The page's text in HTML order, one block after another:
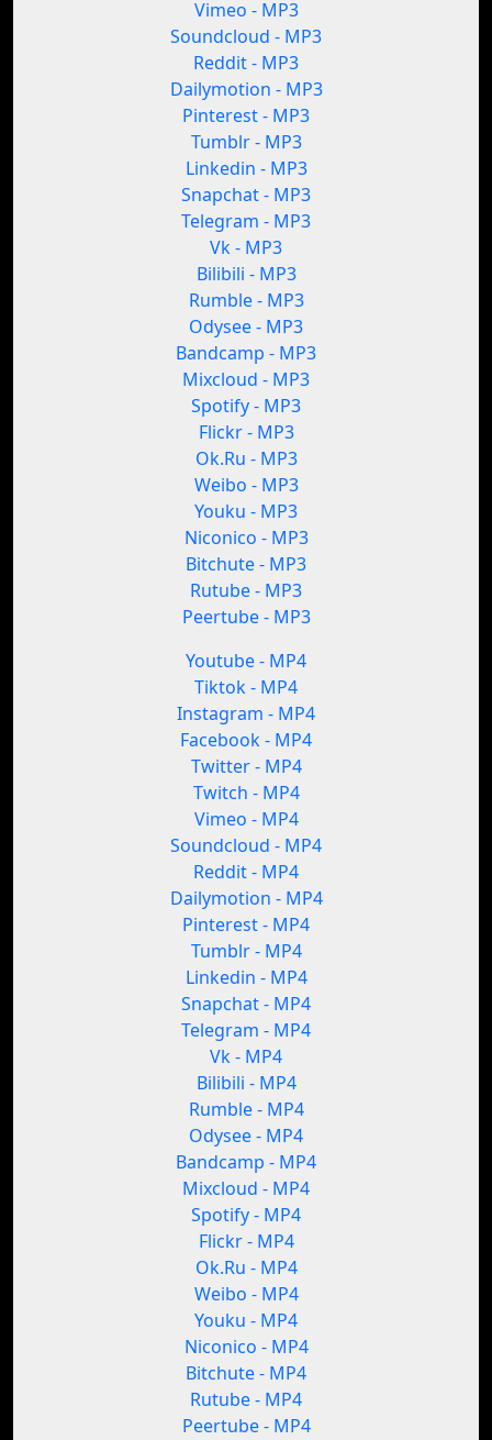
Vimeo - MP3
Soundcloud - MP3
Reddit - MP3
Dailymotion - MP3
Pinterest - MP3
Tumblr - MP3
Linkedin - MP3
Snapchat - MP3
Telegram - MP3
Vk - MP3
Bilibili - MP3
Rumble - MP3
Odysee - MP3
Bandcamp - MP3
Mixcloud - MP3
Spotify - MP3
Flickr - MP3
Ok.Ru - MP3
Weibo - MP3
Youku - MP3
Niconico - MP3
Bitchute - MP3
Rutube - MP3
Peertube - MP3
Youtube - MP4
Tiktok - MP4
Instagram - MP4
Facebook - MP4
Twitter - MP4
Twitch - MP4
Vimeo - MP4
Soundcloud - MP4
Reddit - MP4
Dailymotion - MP4
Pinterest - MP4
Tumblr - MP4
Linkedin - MP4
Snapchat - MP4
Telegram - MP4
Vk - MP4
Bilibili - MP4
Rumble - MP4
Odysee - MP4
Bandcamp - MP4
Mixcloud - MP4
Spotify - MP4
Flickr - MP4
Ok.Ru - MP4
Weibo - MP4
Youku - MP4
Niconico - MP4
Bitchute - MP4
Rutube - MP4
Peertube - MP4